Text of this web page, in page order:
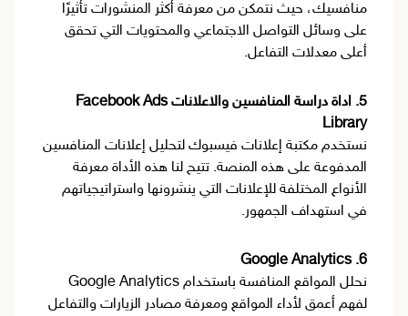
منافسيك، حيث نتمكن من معرفة أكثر المنشورات تأثيرًا
على وسائل التواصل الاجتماعي والمحتويات التي تحقق
أعلى معدلات التفاعل.
5. اداة دراسة المنافسين والاعلانات Facebook Ads
Library
نستخدم مكتبة إعلانات فيسبوك لتحليل إعلانات المنافسين
المدفوعة على هذه المنصة. تتيح لنا هذه الأداة معرفة
الأنواع المختلفة للإعلانات التي ينشرونها واستراتيجياتهم
في استهداف الجمهور.
6. Google Analytics
نحلل المواقع المنافسة باستخدام Google Analytics
لفهم أعمق لأداء المواقع ومعرفة مصادر الزيارات والتفاعل